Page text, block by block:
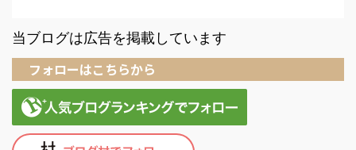
当ブログは広告を掲載しています
フォローはこちらから